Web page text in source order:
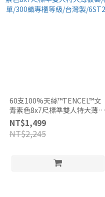
60支100%天絲™TENCEL™文
青素色8x7尺標準雙人特大薄被
套/被單/300織專櫃等級/台灣
製/6ST26
NT$1,499
NT$2,245